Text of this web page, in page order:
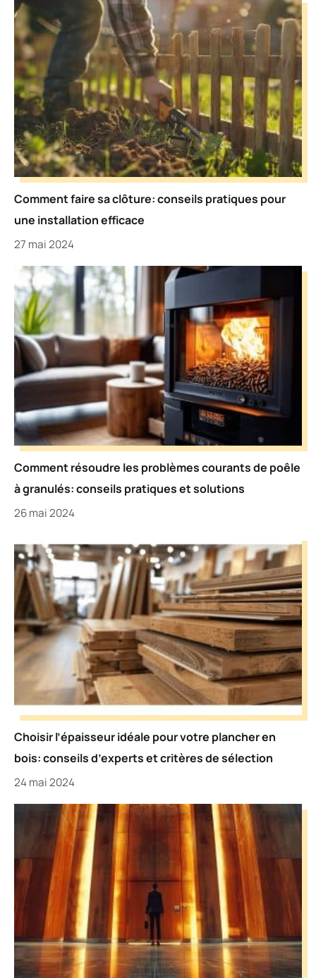
Comment faire sa clôture: conseils pratiques pour
une installation efficace
27 mai 2024
Comment résoudre les problèmes courants de poêle
à granulés: conseils pratiques et solutions
26 mai 2024
Choisir l’épaisseur idéale pour votre plancher en
bois: conseils d’experts et critères de sélection
24 mai 2024